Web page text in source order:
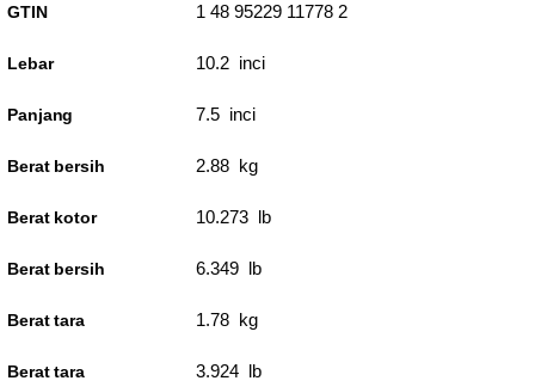
GTIN 1 48 95229 11778 2
Lebar 10.2 inci
Panjang 7.5 inci
Berat bersih 2.88 kg
Berat kotor 10.273 lb
Berat bersih 6.349 lb
Berat tara 1.78 kg
Berat tara 3.924 lb